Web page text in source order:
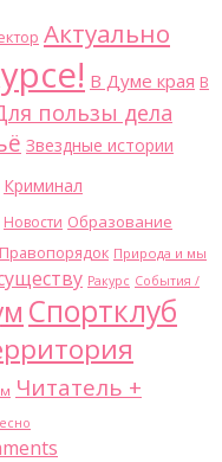
Актуально
В Думе края В
пользы дела
Звездные истории
Криминал
Новости Образование
Правопорядок Природа и мы
Ракурс События /
Спортклуб
Читатель +